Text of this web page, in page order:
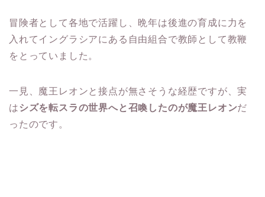
冒険者として各地で活躍し、晩年は後進の育成に力を
入れてイングラシアにある自由組合で教師として教鞭
をとっていました。
一見、魔王レオンと接点が無さそうな経歴ですが、実
は シズを転スラの世界へと召喚したのが魔王レオンだ
ったのです。